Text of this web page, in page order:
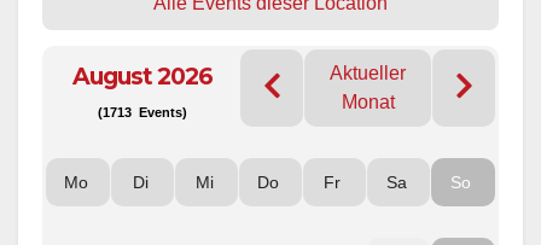
August 2026
(1713 Events)
Aktueller
Monat
Mo Di Mi Do Fr Sa So